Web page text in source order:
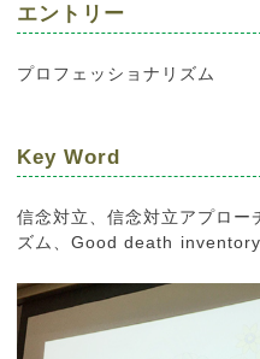
エントリー
プロフェッショナリズム
Key Word
信念対立、信念対立アプロー
ズム、Good death inventory